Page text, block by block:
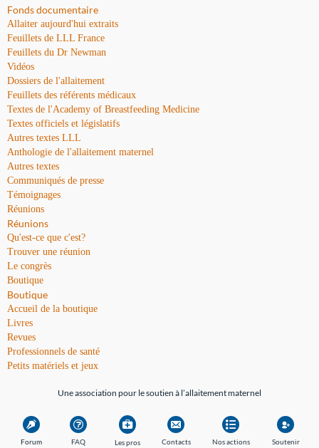
Fonds documentaire
Allaiter aujourd'hui extraits
Feuillets de LLL France
Feuillets du Dr Newman
Vidéos
Dossiers de l'allaitement
Feuillets des référents médicaux
Textes de l'Academy of Breastfeeding Medicine
Textes officiels et législatifs
Autres textes LLL
Anthologie de l'allaitement maternel
Autres textes
Communiqués de presse
Témoignages
Réunions
Réunions
Qu'est-ce que c'est?
Trouver une réunion
Le congrès
Boutique
Boutique
Accueil de la boutique
Livres
Revues
Professionnels de santé
Petits matériels et jeux
Une association pour le soutien à l’allaitement maternel
Forum FAQ Les pros Contacts Nos actions Soutenir